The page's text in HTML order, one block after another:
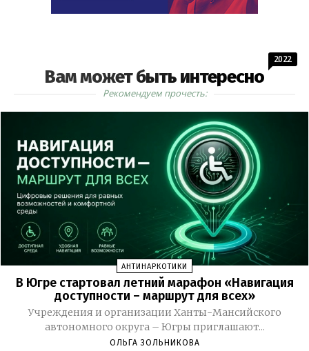
Вам может быть интересно
2022
Рекомендуем прочесть:
АНТИНАРКОТИКИ
В Югре стартовал летний марафон «Навигация
доступности – маршрут для всех»
Учреждения и организации Ханты-Мансийского
автономного округа – Югры приглашают...
ОЛЬГА ЗОЛЬНИКОВА